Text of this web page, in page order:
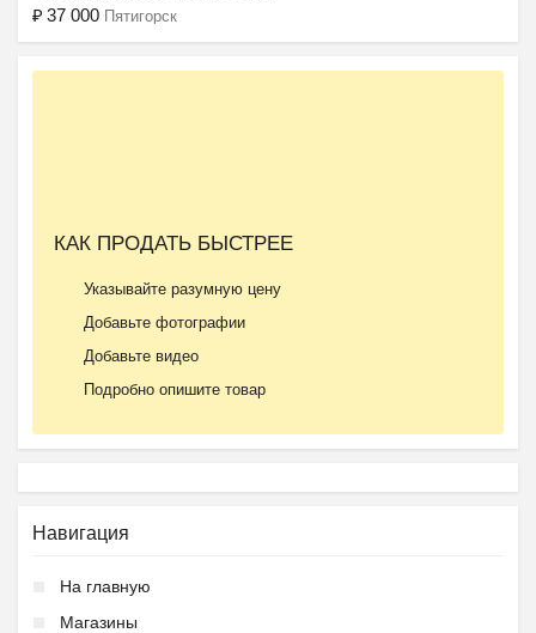
₽ 37 000 Пятигорск
КАК ПРОДАТЬ БЫСТРЕЕ
Указывайте разумную цену
Добавьте фотографии
Добавьте видео
Подробно опишите товар
Навигация
На главную
Магазины